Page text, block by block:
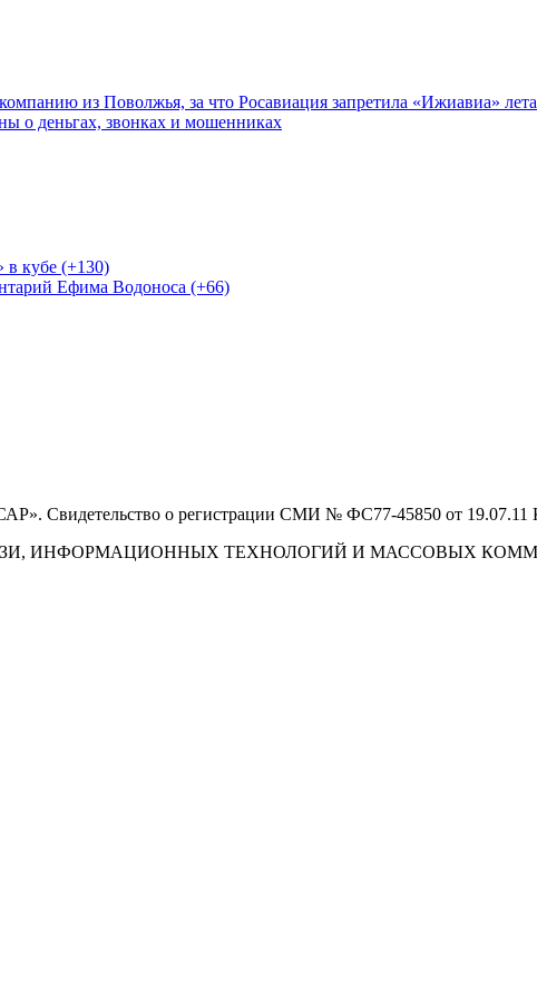
из Поволжья, за что Росавиация запретила «Ижиавиа»
о деньгах, звонках и мошенниках
в кубе (+130)
Ефима Водоноса (+66)
Свидетельство о регистрации СМИ № ФС77-45850 от
ИНФОРМАЦИОННЫХ ТЕХНОЛОГИЙ И МАССОВЫХ